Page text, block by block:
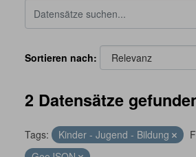
Sortieren nach
2 Datensätze
Tags: Kinder - Jugend - Bildung